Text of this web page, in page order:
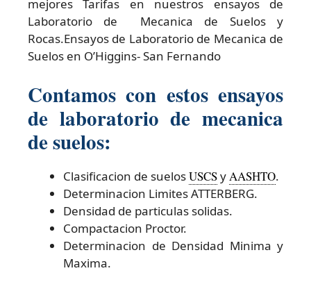
mejores Tarifas en nuestros ensayos de
Laboratorio de Mecanica de Suelos y
Rocas.Ensayos de Laboratorio de Mecanica de
Suelos en O’Higgins- San Fernando
Contamos con estos ensayos
de laboratorio de mecanica
de suelos:
Clasificacion de suelosUSCSy AASHTO.
Determinacion Limites ATTERBERG.
Densidad de particulas solidas.
Compactacion Proctor.
Determinacion de Densidad Minima y
Maxima.